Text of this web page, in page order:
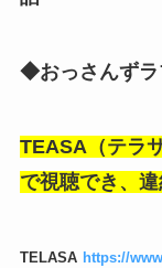
◆おっさんず
TEASA（テラ
で視聴でき、違
TELASA https://